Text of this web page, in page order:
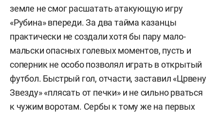
земле не смог расшатать атакующую игру
«Рубина» впереди. За два тайма казанцы
практически не создали хотя бы пару мало-
мальски опасных голевых моментов, пусть и
соперник не особо позволял играть в открытый
футбол. Быстрый гол, отчасти, заставил «Црвену
Звезду» «плясать от печки» и не сильно рваться
к чужим воротам. Сербы к тому же на первых